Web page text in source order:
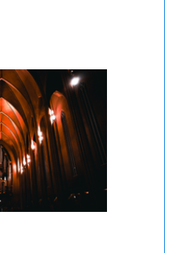
校教育コース 社会領域
校教育コース 数学領域
校教育コース 理科領域
校教育コース 音楽領域
校教育コース 美術領域
校教育コース 保健体育領域
校教育コース 技術領域
校教育コース 家庭領域
校教育コース 英語領域